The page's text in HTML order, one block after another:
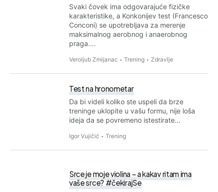
Svaki čovek ima odgovarajuće fizičke
karakteristike, a Konkonijev test (Francesco
Conconi) se upotrebljava za merenje
maksimalnog aerobnog i anaerobnog
praga.…
Veroljub Zmijanac Trening Zdravlje
Test na hronometar
Da bi videli koliko ste uspeli da brze
treninge uklopite u vašu formu, nije loša
ideja da se povremeno istestirate…
Igor Vujičić Trening
Srce je moje violina – a kakav ritam ima
vaše srce? #čekirajSe